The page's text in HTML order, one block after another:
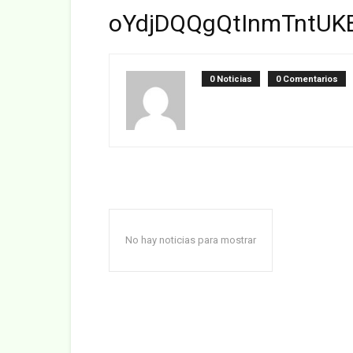
0 Noticias 0 Comentarios
No hay noticias para mostrar